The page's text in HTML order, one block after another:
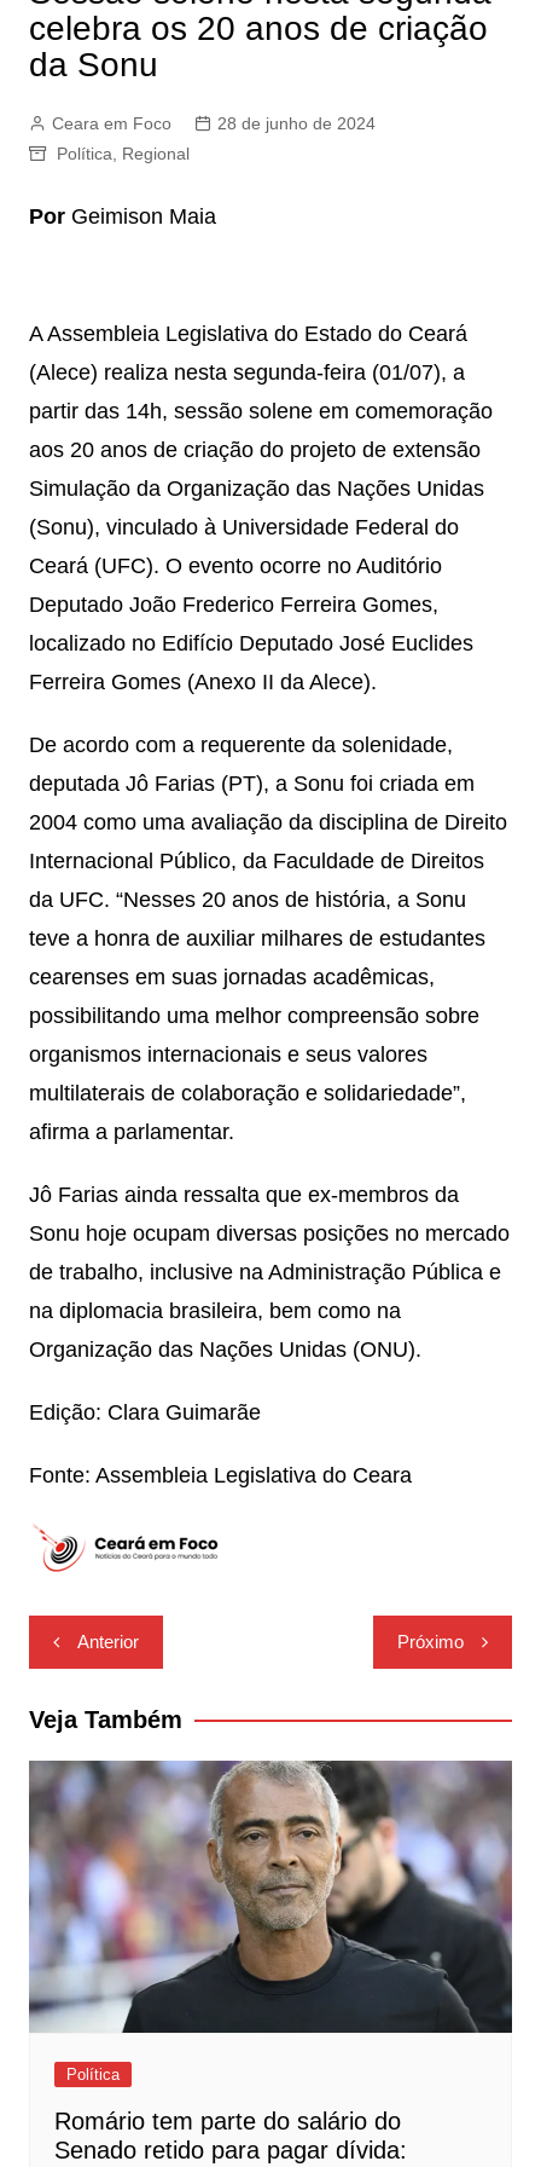
celebra os 20 anos de criação
da Sonu
Ceara em Foco
28 de junho de 2024
Política, Regional
Por Geimison Maia
A Assembleia Legislativa do Estado do Ceará
(Alece) realiza nesta segunda-feira (01/07), a
partir das 14h, sessão solene em comemoração
aos 20 anos de criação do projeto de extensão
Simulação da Organização das Nações Unidas
(Sonu), vinculado à Universidade Federal do
Ceará (UFC). O evento ocorre no Auditório
Deputado João Frederico Ferreira Gomes,
localizado no Edifício Deputado José Euclides
Ferreira Gomes (Anexo II da Alece).
De acordo com a requerente da solenidade,
deputada Jô Farias (PT), a Sonu foi criada em
2004 como uma avaliação da disciplina de Direito
Internacional Público, da Faculdade de Direitos
da UFC. “Nesses 20 anos de história, a Sonu
teve a honra de auxiliar milhares de estudantes
cearenses em suas jornadas acadêmicas,
possibilitando uma melhor compreensão sobre
organismos internacionais e seus valores
multilaterais de colaboração e solidariedade”,
afirma a parlamentar.
Jô Farias ainda ressalta que ex-membros da
Sonu hoje ocupam diversas posições no mercado
de trabalho, inclusive na Administração Pública e
na diplomacia brasileira, bem como na
Organização das Nações Unidas (ONU).
Edição: Clara Guimarãe
Fonte: Assembleia Legislativa do Ceara
Navegação
de
Post
Anterior Próximo
Veja Também
Política
Romário tem parte do salário do
Senado retido para pagar dívida: